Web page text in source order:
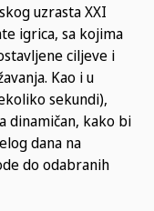
uzrasta XXI
igrica, sa kojima
ciljeve i
Kao i u
sekundi),
dinamičan, kako bi
dana na
do odabranih